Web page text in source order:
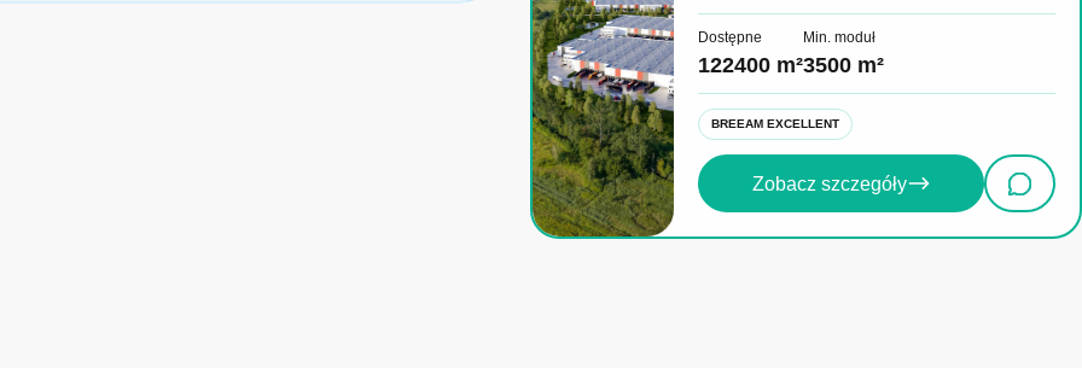
Dostępne
122400 m²
Min. moduł
3500 m²
BREEAM EXCELLENT
Zobacz szczegóły